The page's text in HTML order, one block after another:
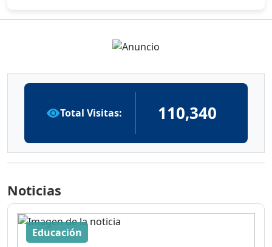
Total Visitas: 110,340
Noticias
Educación